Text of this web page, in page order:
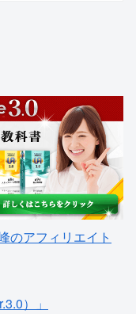
のアフィリエイト
）」